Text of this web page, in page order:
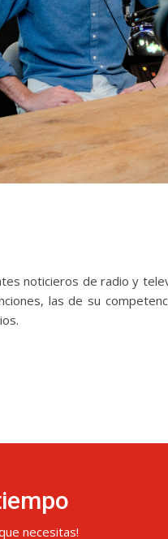
noticieros de radio y
las de su
necesitas!